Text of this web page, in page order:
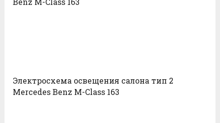
Электросхема освещения салона тип 2
Mercedes Benz M-Class 163